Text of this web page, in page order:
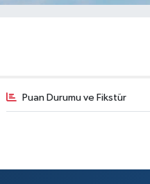
Puan Durumu ve Fikstür